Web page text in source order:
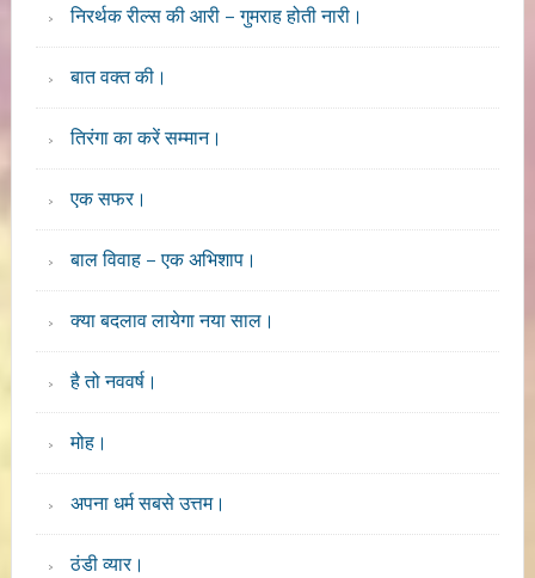
निरर्थक रील्स की आरी – गुमराह होती नारी।
बात वक्त की।
तिरंगा का करें सम्मान।
एक सफर।
बाल विवाह – एक अभिशाप।
क्या बदलाव लायेगा नया साल।
है तो नववर्ष।
मोह।
अपना धर्म सबसे उत्तम।
ठंडी व्यार।